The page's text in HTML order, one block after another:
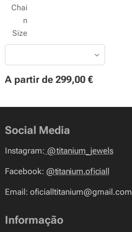
Chai
n
Size
A partir de 299,00 €
Social Media
Instagram: @titanium_jewels
Facebook: @titanium.oficiall
Email: oficialltitanium@gmail.com
Informação